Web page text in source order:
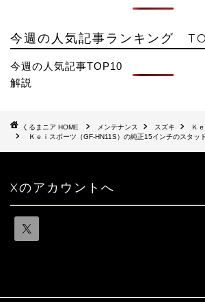
今週の人気記事ランキング
今週の人気記事TOP10
解説
HOME メンテナンス スズキ
Ｋ
Ｋｅｉスポーツ（GF-HN11S）の純正15インチのスタッ
Xのアカウントへ